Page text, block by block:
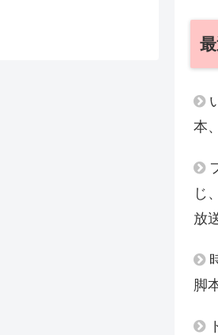
本
じ
放
脚